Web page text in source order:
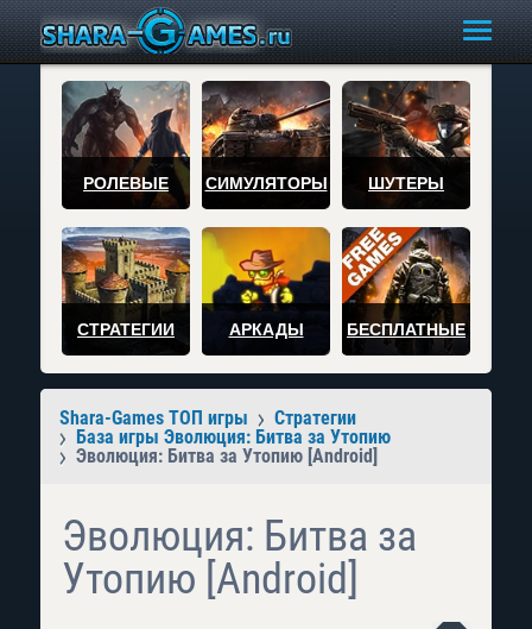
РОЛЕВЫЕ СИМУЛЯТОРЫ ШУТЕРЫ
СТРАТЕГИИ АРКАДЫ БЕСПЛАТНЫЕ
Shara-Games ТОП игры
Стратегии
База игры Эволюция: Битва за Утопию
Эволюция: Битва за Утопию [Android]
Эволюция: Битва за
Утопию [Android]